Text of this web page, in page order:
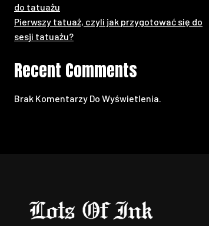
do tatuażu
Pierwszy tatuaż, czyli jak przygotować się do
sesji tatuażu?
Recent Comments
Brak Komentarzy Do Wyświetlenia.